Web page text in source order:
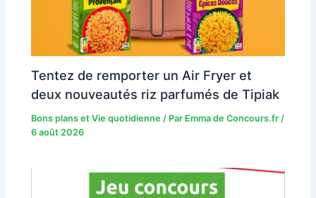
Tentez de remporter un Air Fryer et
deux nouveautés riz parfumés de Tipiak
Bons plans et Vie quotidienne / Par Emma de Concours.fr/
6 août 2026